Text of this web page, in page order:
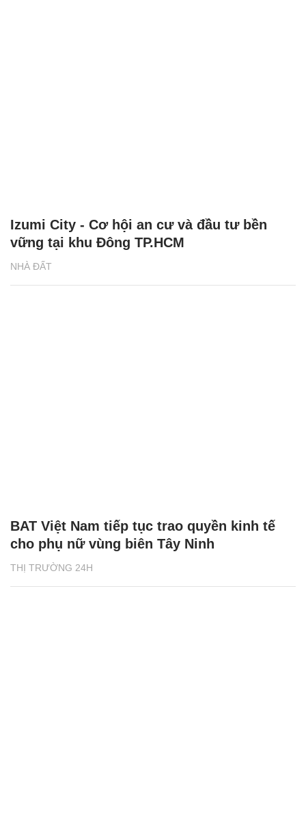
NHÀ ĐẤT
Izumi City - Cơ hội an cư và đầu tư bền
vững tại khu Đông TP.HCM
THỊ TRƯỜNG 24H
BAT Việt Nam tiếp tục trao quyền kinh tế
cho phụ nữ vùng biên Tây Ninh